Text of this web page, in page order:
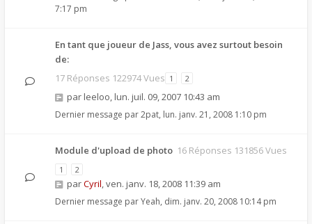
7:17 pm
En tant que joueur de Jass, vous avez surtout besoin
de:
17 Réponses 122974 Vues 1 2
par leeloo, lun. juil. 09, 2007 10:43 am
Dernier message par2pat, lun. janv. 21, 2008 1:10 pm
Module d'upload de photo 16 Réponses 131856 Vues
1 2
parCyril,ven. janv. 18, 2008 11:39 am
Dernier message parYeah, dim. janv. 20, 2008 10:14 pm